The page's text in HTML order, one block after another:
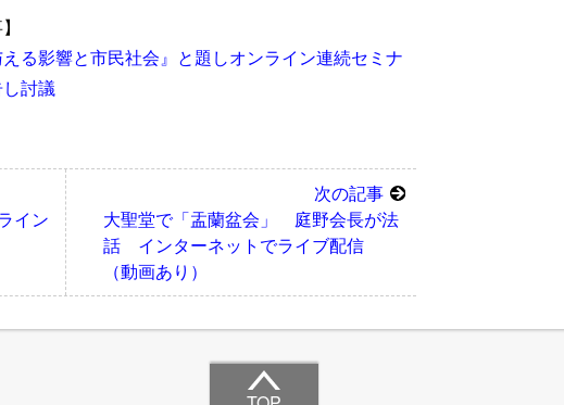
る影響と市民社会』と題しオンライン連続セミナ
討議
イン
次の記事
大聖堂で「盂蘭盆会」 庭野会長が法
話 インターネットでライブ配信
（動画あり）